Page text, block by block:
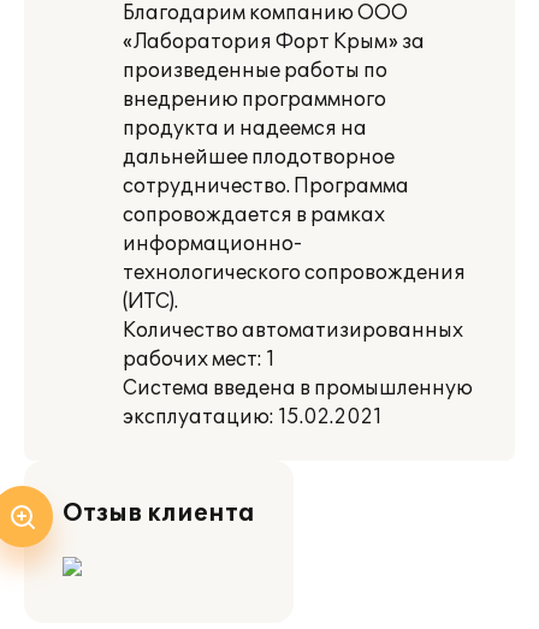
Благодарим компанию ООО
«Лаборатория Форт Крым» за
произведенные работы по
внедрению программного
продукта и надеемся на
дальнейшее плодотворное
сотрудничество. Программа
сопровождается в рамках
информационно-
технологического сопровождения
(ИТС).
Количество автоматизированных
рабочих мест: 1
Система введена в промышленную
эксплуатацию: 15.02.2021
Отзыв клиента